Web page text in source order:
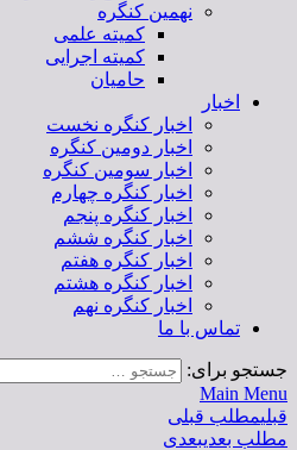
نهمین کنگره
کمیته علمی
کمیته اجرایی
حامیان
اخبار
اخبار کنگره نخست
اخبار دومین کنگره
اخبار سومین کنگره
اخبار کنگره چهارم
اخبار کنگره پنجم
اخبار کنگره ششم
اخبار کنگره هفتم
اخبار کنگره هشتم
اخبار کنگره نهم
تماس با ما
جستجو برای:
Main Menu
قبلیمطلب قبلی
مطلب بعدیبعدی